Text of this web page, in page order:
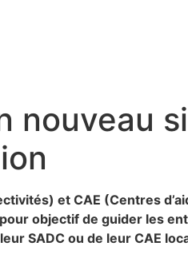
nouveau
et CAE (Centres
objectif de guider les
SADC ou de leur CAE